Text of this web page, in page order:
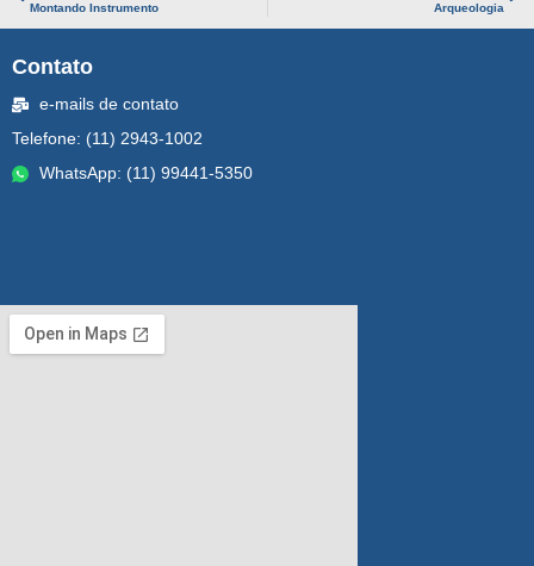
Montando Instrumento Arqueologia
Contato
e-mails de contato
Telefone: (11) 2943-1002
WhatsApp: (11) 99441-5350